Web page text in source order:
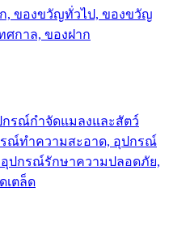
, ของขวัญทั่วไป, ของขวัญ
ศกาล, ของฝาก
รณ์กำจัดแมลงและสัตว์
ณ์ทำความสะอาด, อุปกรณ์
ปกรณ์รักษาความปลอดภัย,
เตล็ด